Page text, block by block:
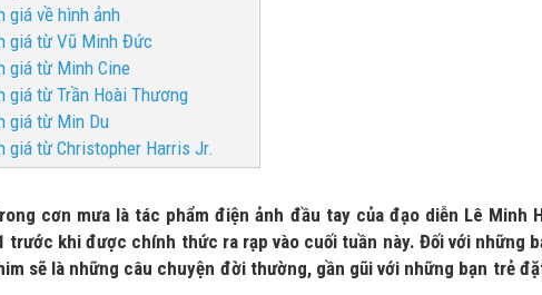
giá về hình ảnh
giá từ Vũ Minh Đức
giá từ Minh Cine
giá từ Trần Hoài Thương
giá từ Min Du
giá từ Christopher Harris Jr.
cơn mưa là tác phẩm điện ảnh đầu tay của đạo diễn Lê Minh
trước khi được chính thức ra rạp vào cuối tuần này. Đối với những
sẽ là những câu chuyện đời thường, gần gũi với những bạn trẻ